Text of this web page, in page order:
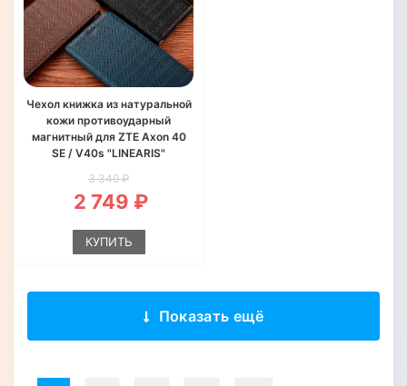
Чехол книжка из натуральной
кожи противоударный
магнитный для ZTE Axon 40
SE / V40s "LINEARIS"
3 349 ₽
2 749 ₽
КУПИТЬ
Показать ещё